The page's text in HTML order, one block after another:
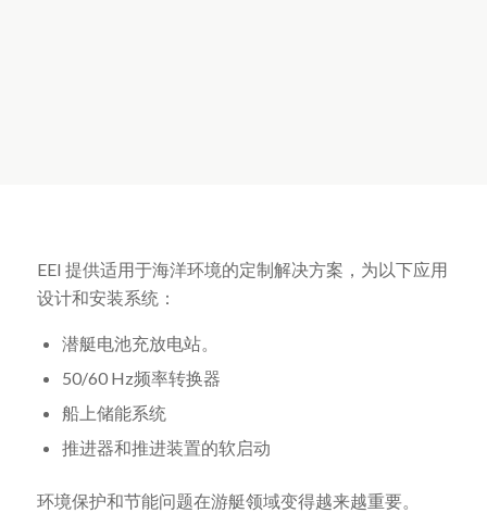
EEI 提供适用于海洋环境的定制解决方案，为以下应用
设计和安装系统：
潜艇电池充放电站。
50/60 Hz频率转换器
船上储能系统
推进器和推进装置的软启动
环境保护和节能问题在游艇领域变得越来越重要。